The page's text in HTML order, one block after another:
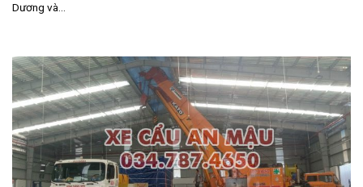
Dương và...